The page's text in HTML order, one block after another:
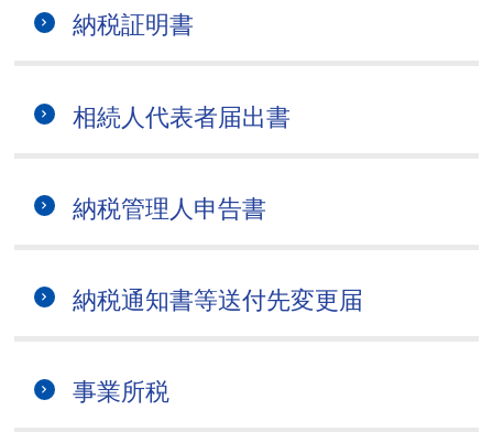
納税証明書
相続人代表者届出書
納税管理人申告書
納税通知書等送付先変更届
事業所税